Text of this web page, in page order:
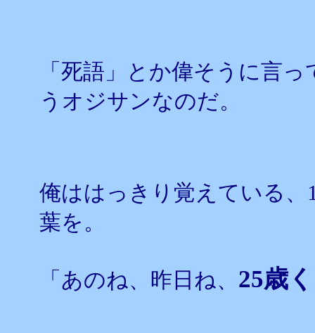
「死語」とか偉そうに言
うオジサンなのだ。
俺ははっきり覚えている
葉を。
「あのね、昨日ね、 25歳